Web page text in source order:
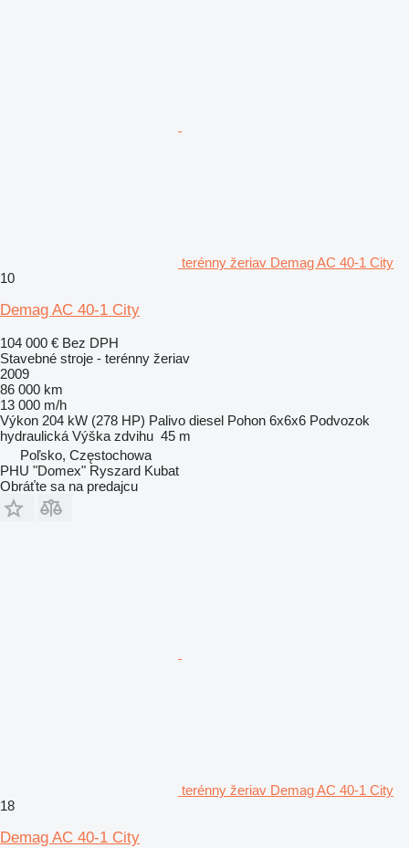
terénny žeriav Demag AC 40-1 City
10
Demag AC 40-1 City
104 000 € Bez DPH
Stavebné stroje - terénny žeriav
2009
86 000 km
13 000 m/h
Výkon 204 kW (278 HP) Palivo diesel Pohon 6x6x6 Podvozok
hydraulická Výška zdvihu 45 m
Poľsko, Częstochowa
PHU "Domex" Ryszard Kubat
Obráťte sa na predajcu
terénny žeriav Demag AC 40-1 City
18
Demag AC 40-1 City